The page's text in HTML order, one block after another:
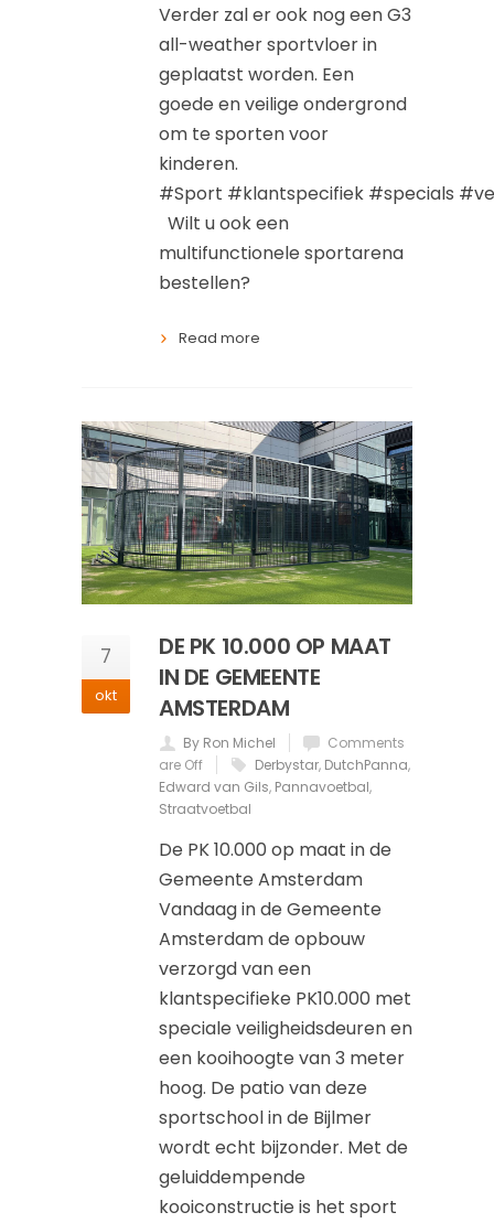
Verder zal er ook nog een G3
all-weather sportvloer in
geplaatst worden. Een
goede en veilige ondergrond
om te sporten voor
kinderen.
#Sport #klantspecifiek #specials
Wilt u ook een
multifunctionele sportarena
bestellen?
Read more
7
okt
DE PK 10.000 OP MAAT
IN DE GEMEENTE
AMSTERDAM
By Ron Michel
Comments
are Off
Derbystar, DutchPanna,
Edward van Gils, Pannavoetbal,
Straatvoetbal
De PK 10.000 op maat in de
Gemeente Amsterdam
Vandaag in de Gemeente
Amsterdam de opbouw
verzorgd van een
klantspecifieke PK10.000 met
speciale veiligheidsdeuren en
een kooihoogte van 3 meter
hoog. De patio van deze
sportschool in de Bijlmer
wordt echt bijzonder. Met de
geluiddempende
kooiconstructie is het sport